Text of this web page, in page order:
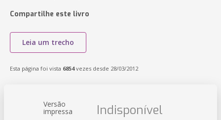
Compartilhe este livro
Leia um trecho
Esta página foi vista 6854vezes desde 28/03/2012
Versão
impressa Indisponível